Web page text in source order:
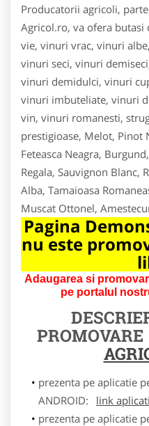
Producatorii agricoli,
Agricol.ro, va ofera
vie, vinuri vrac, vinuri
vinuri seci, vinuri
vinuri demidulci, vinuri
vinuri imbuteliate, vinuri
vin, vinuri romanesti,
prestigioase, Melot, Pinot
Feteasca Neagra,
Regala, Sauvignon Blanc,
Alba, Tamaioasa
Muscat Ottonel,
Pagina
nu este
Adaugarea si
pe portalul
PROMOVARE
prezenta pe aplicatie
ANDROID:
link
prezenta pe aplicatie